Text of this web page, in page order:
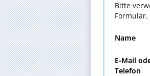
Bitte
Name
E-Mail
Telefon